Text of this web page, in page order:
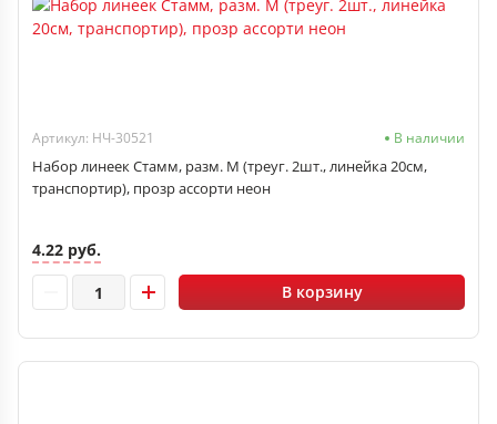
Артикул: НЧ-30521 В наличии
Набор линеек Стамм, разм. М (треуг. 2шт., линейка 20см,
транспортир), прозр ассорти неон
4.22 руб.
В корзину